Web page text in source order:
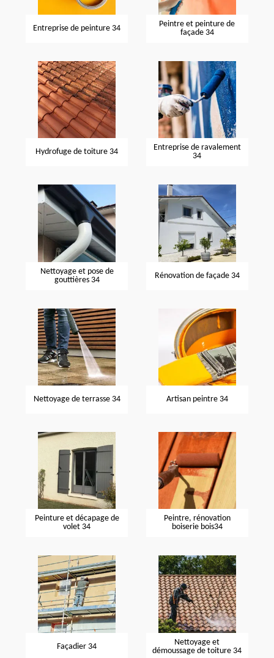
Entreprise de peinture 34
Peintre et peinture de
façade 34
Hydrofuge de toiture 34
Entreprise de ravalement
34
Nettoyage et pose de
gouttières 34
Rénovation de façade 34
Nettoyage de terrasse 34 Artisan peintre 34
Peinture et décapage de
volet 34
Peintre, rénovation
boiserie bois34
Façadier 34
Nettoyage et
démoussage de toiture 34